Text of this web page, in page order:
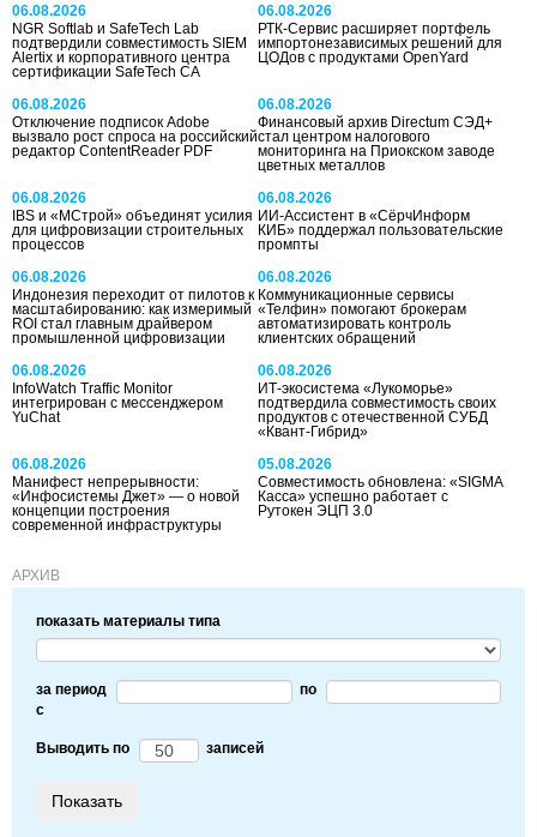
06.08.2026
NGR Softlab и SafeTech Lab
подтвердили совместимость SIEM
Alertix и корпоративного центра
сертификации SafeTech CA
06.08.2026
РТК-Сервис расширяет портфель
импортонезависимых решений для
ЦОДов с продуктами OpenYard
06.08.2026
Отключение подписок Adobe
вызвало рост спроса на российский
редактор ContentReader PDF
06.08.2026
Финансовый архив Directum СЭД+
стал центром налогового
мониторинга на Приокском заводе
цветных металлов
06.08.2026
IBS и «МСтрой» объединят усилия
для цифровизации строительных
процессов
06.08.2026
ИИ-Ассистент в «СёрчИнформ
КИБ» поддержал пользовательские
промпты
06.08.2026
Индонезия переходит от пилотов к
масштабированию: как измеримый
ROI стал главным драйвером
промышленной цифровизации
06.08.2026
Коммуникационные сервисы
«Телфин» помогают брокерам
автоматизировать контроль
клиентских обращений
06.08.2026
InfoWatch Traffic Monitor
интегрирован с мессенджером
YuChat
06.08.2026
ИТ-экосистема «Лукоморье»
подтвердила совместимость своих
продуктов с отечественной СУБД
«Квант-Гибрид»
06.08.2026
Манифест непрерывности:
«Инфосистемы Джет» — о новой
концепции построения
современной инфраструктуры
05.08.2026
Совместимость обновлена: «SIGMA
Касса» успешно работает с
Рутокен ЭЦП 3.0
АРХИВ
показать материалы типа
за период
c
по
Выводить по записей